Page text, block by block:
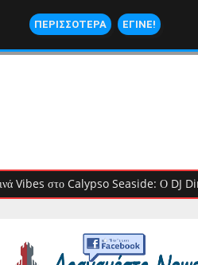
στο Calypso Seaside: Ο DJ Dimitris
ΠΕΡΙΣΣΟΤΕΡΑ ΕΓΙΝΕ!